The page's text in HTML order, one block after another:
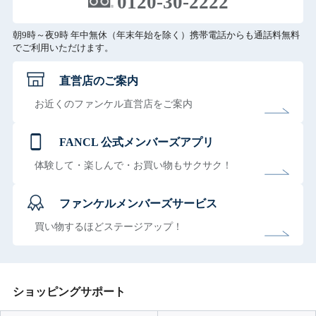
朝9時～夜9時 年中無休（年末年始を除く）携帯電話からも通話料無料
でご利用いただけます。
直営店のご案内
お近くのファンケル直営店をご案内
FANCL 公式メンバーズアプリ
体験して・楽しんで・お買い物もサクサク！
ファンケルメンバーズサービス
買い物するほどステージアップ！
ショッピングサポート